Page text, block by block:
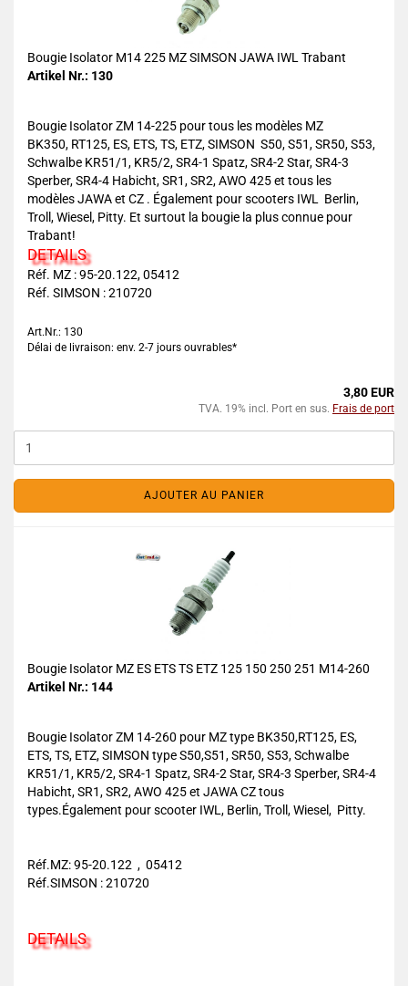
Bougie Isolator M14 225 MZ SIMSON JAWA IWL Trabant
Artikel Nr.: 130
Bougie Isolator ZM 14-225 pour tous les modèles MZ
BK350, RT125, ES, ETS, TS, ETZ, SIMSON S50, S51, SR50, S53,
Schwalbe KR51/1, KR5/2, SR4-1 Spatz, SR4-2 Star, SR4-3
Sperber, SR4-4 Habicht, SR1, SR2, AWO 425 et tous les
modèles JAWA et CZ . Également pour scooters IWL Berlin,
Troll, Wiesel, Pitty. Et surtout la bougie la plus connue pour
Trabant!
DETAILS
Réf. MZ : 95-20.122, 05412
Réf. SIMSON : 210720
Art.Nr.: 130
Délai de livraison: env. 2-7 jours ouvrables*
3,80 EUR
TVA. 19% incl. Port en sus. Frais de port
AJOUTER AU PANIER
Bougie Isolator MZ ES ETS TS ETZ 125 150 250 251 M14-260
Artikel Nr.: 144
Bougie Isolator ZM 14-260 pour MZ type BK350,RT125, ES,
ETS, TS, ETZ, SIMSON type S50,S51, SR50, S53, Schwalbe
KR51/1, KR5/2, SR4-1 Spatz, SR4-2 Star, SR4-3 Sperber, SR4-4
Habicht, SR1, SR2, AWO 425 et JAWA CZ tous
types.Également pour scooter IWL, Berlin, Troll, Wiesel, Pitty.
Réf.MZ: 95-20.122 , 05412
Réf.SIMSON : 210720
DETAILS